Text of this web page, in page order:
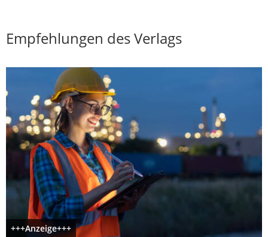
Empfehlungen des Verlags
+++Anzeige+++